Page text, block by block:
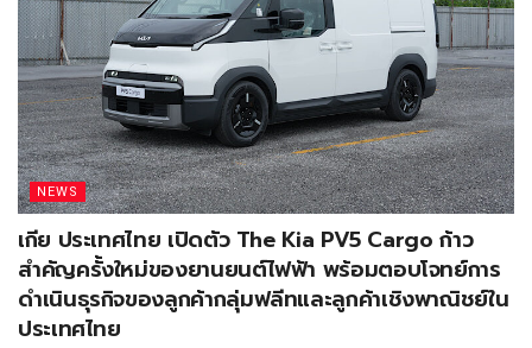
NEWS
เกีย ประเทศไทย เปิดตัว The Kia PV5 Cargo ก้าว
สำคัญครั้งใหม่ของยานยนต์ไฟฟ้า พร้อมตอบโจทย์การ
ดำเนินธุรกิจของลูกค้ากลุ่มฟลีทและลูกค้าเชิงพาณิชย์ใน
ประเทศไทย